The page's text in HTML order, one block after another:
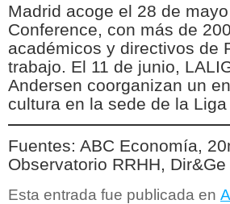
Madrid acoge el 28 de
Conference, con más de
académicos y directivos de
trabajo. El 11 de junio,
Andersen coorganizan un
cultura en la sede de la
Fuentes: ABC Economía,
Observatorio RRHH,
Esta entrada fue publicada en